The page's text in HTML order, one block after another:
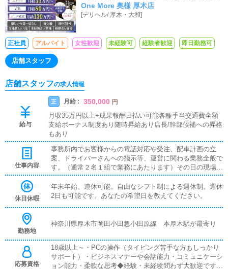
5万スタート！！！
One More 奥様 厚木店
[デリヘル/ 厚木・大和]
正社員 アルバイト 女性歓迎 未経験可 経験者歓迎 即日勤務可
店舗スタッフ
店舗スタッフの求人情報
給与
正 月給 : 350,000 円
月収35万円以上+成果報酬日払い可能各種手当交通費全額
支給ボーナス制度あり随時昇給あり店長/幹部候補への昇格
もあり
仕事内容
事務所内でお客様からの電話対応や受注、配車計画の立
案、ドライバーさんへの指示等、運営に関わる業務全般で
す。（通常２名１組で業務にあたります）その日の現場総
監督として、お客様からの電話で受注を行い、PCメール
でドライバーさんへ指示を出し、受注スケジュール・配車
計画をリアルタイムの状況を判断しながら行い、的確に現
一切ありません）受注からドライバー指示まで一気通貫に
フが動くため、面白く非常にやりがいがあります。
休日休暇
年末年始、連休可能。自由なシフト制による週休制。週休
2日も可能です。あなたの希望日を教えてください。
勤務地
神奈川県厚木市岡田小田急小田原線 本厚木駅が最寄り
応募資格
18歳以上～・PCの操作（タイピング苦手な方もしっかり
サポート）・ビジネスマナーや会話能力・コミュニケーシ
ョン能力・柔軟な思考◆経験・未経験問わず大歓迎です◆